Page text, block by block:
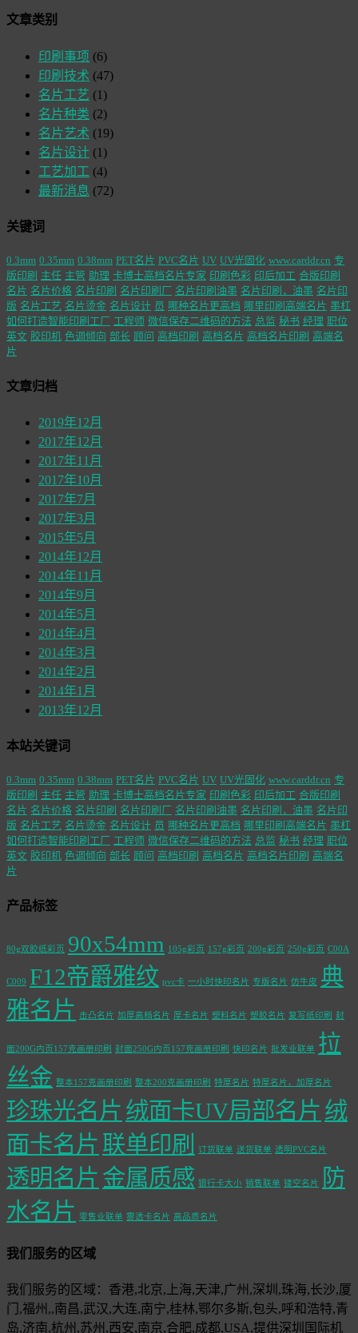
文章类别
印刷事项 (6)
印刷技术 (47)
名片工艺 (1)
名片种类 (2)
名片艺术 (19)
名片设计 (1)
工艺加工 (4)
最新消息 (72)
关键词
0.3mm 0.35mm 0.38mm PET名片 PVC名片 UV UV光固化 www.carddr.cn 专
版印刷 主任 主管 助理 卡博士高档名片专家 印刷色彩 印后加工 合版印刷
名片 名片价格 名片印刷 名片印刷厂 名片印刷油墨 名片印刷，油墨 名片印
版 名片工艺 名片烫金 名片设计 员 哪种名片更高档 哪里印刷高端名片 墨杠
如何打造智能印刷工厂 工程师 微信保存二维码的方法 总监 秘书 经理 职位
英文 胶印机 色调倾向 部长 顾问 高档印刷 高档名片 高档名片印刷 高端名
片
文章归档
2019年12月
2017年12月
2017年11月
2017年10月
2017年7月
2017年3月
2015年5月
2014年12月
2014年11月
2014年9月
2014年5月
2014年4月
2014年3月
2014年2月
2014年1月
2013年12月
本站关键词
0.3mm 0.35mm 0.38mm PET名片 PVC名片 UV UV光固化 www.carddr.cn 专
版印刷 主任 主管 助理 卡博士高档名片专家 印刷色彩 印后加工 合版印刷
名片 名片价格 名片印刷 名片印刷厂 名片印刷油墨 名片印刷，油墨 名片印
版 名片工艺 名片烫金 名片设计 员 哪种名片更高档 哪里印刷高端名片 墨杠
如何打造智能印刷工厂 工程师 微信保存二维码的方法 总监 秘书 经理 职位
英文 胶印机 色调倾向 部长 顾问 高档印刷 高档名片 高档名片印刷 高端名
片
产品标签
80g双胶纸彩页 90x54mm 105g彩页 157g彩页 200g彩页 250g彩页 C00A
C009 F12帝爵雅纹 pvc卡 一小时快印名片 专版名片 仿牛皮 典
雅名片 击凸名片 加厚高档名片 厚卡名片 塑料名片 塑胶名片 复写纸印刷 封
面200G内页157克画册印刷 封面250G内页157克画册印刷 快印名片 批发业联单 拉
丝金 整本157克画册印刷 整本200克画册印刷 特厚名片 特厚名片，加厚名片
珍珠光名片 绒面卡UV局部名片 绒
面卡名片 联单印刷 订货联单 送货联单 透明PVC名片
透明名片 金属质感 银行卡大小 销售联单 镂空名片
防
水名片 零售业联单 雾透卡名片 高品质名片
我们服务的区域
我们服务的区域：香港,北京,上海,天津,广州,深圳,珠海,长沙,厦
门,福州,,南昌,武汉,大连,南宁,桂林,鄂尔多斯,包头,呼和浩特,青
岛,济南,杭州,苏州,西安,南京,合肥,成都,USA,提供深圳国际机